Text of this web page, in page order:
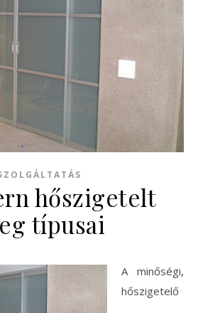
hőszigetelt
típusai
A minőségi,
hőszigetelő